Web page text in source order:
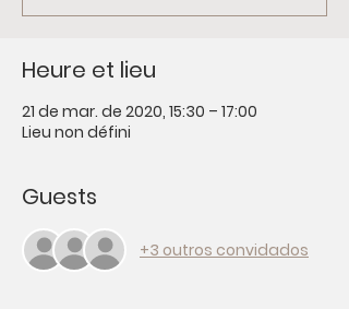
Heure et lieu
21 de mar. de 2020, 15:30 – 17:00
Lieu non défini
Guests
+3 outros convidados